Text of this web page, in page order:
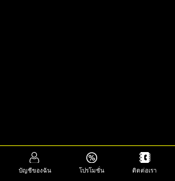
บัญชีของฉัน โปรโมชั่น ติดต่อเรา